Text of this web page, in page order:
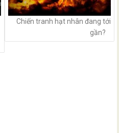
Chiến tranh hạt nhân đang tới
gần?